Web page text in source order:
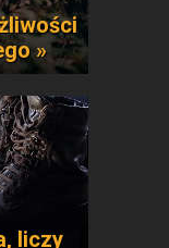
»
liczy